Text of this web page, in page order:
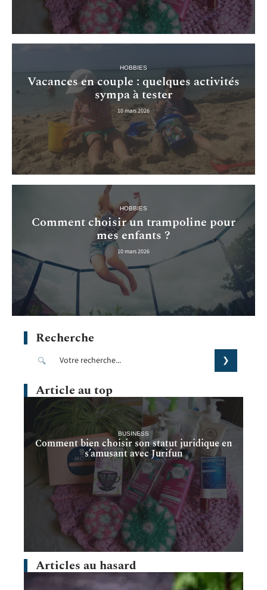
HOBBIES
Vacances en couple : quelques activités
sympa à tester
10 mars 2026
HOBBIES
Comment choisir un trampoline pour
mes enfants ?
10 mars 2026
Recherche
Article au top
BUSINESS
Comment bien choisir son statut juridique en
s’amusant avec Jurifun
Articles au hasard